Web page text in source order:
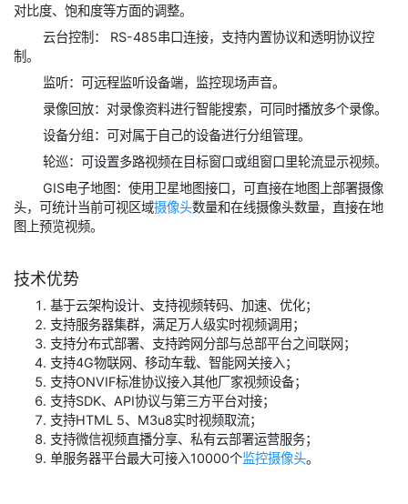
对比度、饱和度等方面的调整。
云台控制： RS-485串口连接，支持内置协议和透明协议控
制。
监听：可远程监听设备端，监控现场声音。
录像回放：对录像资料进行智能搜索，可同时播放多个录像。
设备分组：可对属于自己的设备进行分组管理。
轮巡：可设置多路视频在目标窗口或组窗口里轮流显示视频。
GIS电子地图：使用卫星地图接口，可直接在地图上部署摄像
头，可统计当前可视区域摄像头数量和在线摄像头数量，直接在地
图上预览视频。
技术优势
基于云架构设计、支持视频转码、加速、优化；
支持服务器集群，满足万人级实时视频调用；
支持分布式部署、支持跨网分部与总部平台之间联网；
支持4G物联网、移动车载、智能网关接入；
支持ONVIF标准协议接入其他厂家视频设备；
支持SDK、API协议与第三方平台对接；
支持HTML 5、M3u8实时视频取流；
支持微信视频直播分享、私有云部署运营服务；
单服务器平台最大可接入10000个监控摄像头。